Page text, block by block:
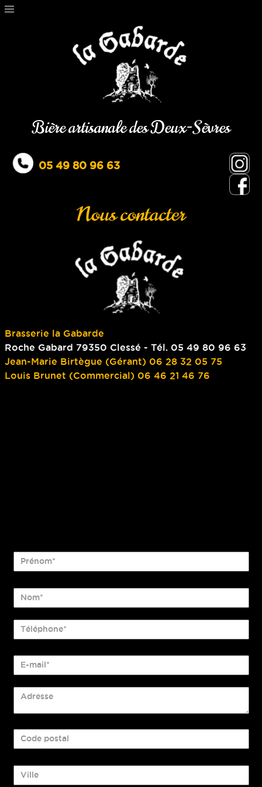
Bière artisanale des Deux-Sèvres
05 49 80 96 63
Nous contacter
Brasserie la Gabarde
Roche Gabard 79350 Clessé - Tél. 05 49 80 96 63
Jean-Marie Birtègue (Gérant) 06 28 32 05 75
Louis Brunet (Commercial) 06 46 21 46 76
Prénom*
Nom*
Téléphone*
E-mail*
Adresse
Code postal
Ville